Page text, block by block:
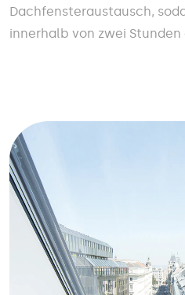
Dachfensteraustausch,
innerhalb von zwei